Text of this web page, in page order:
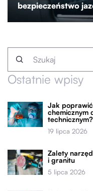
bezpieczeństwo
Ostatnie wpisy
Jak
chemicznym
technicznym?
19 lipca 2026
Zalety
i granitu
5 lipca 2026